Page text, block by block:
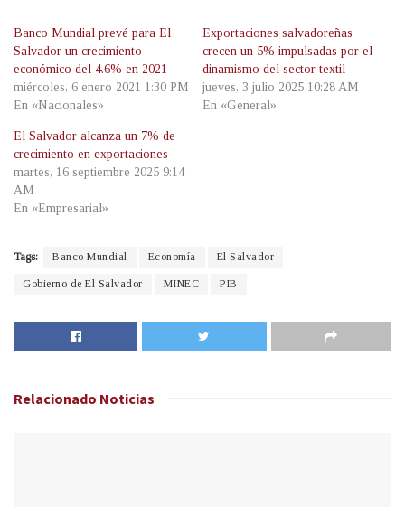
Banco Mundial prevé para El
Salvador un crecimiento
económico del 4.6% en 2021
miércoles, 6 enero 2021 1:30 PM
En «Nacionales»
Exportaciones salvadoreñas
crecen un 5% impulsadas por el
dinamismo del sector textil
jueves, 3 julio 2025 10:28 AM
En «General»
El Salvador alcanza un 7% de
crecimiento en exportaciones
martes, 16 septiembre 2025 9:14
AM
En «Empresarial»
Tags: Banco Mundial Economía El Salvador
Gobierno de El Salvador MINEC PIB
Relacionado Noticias